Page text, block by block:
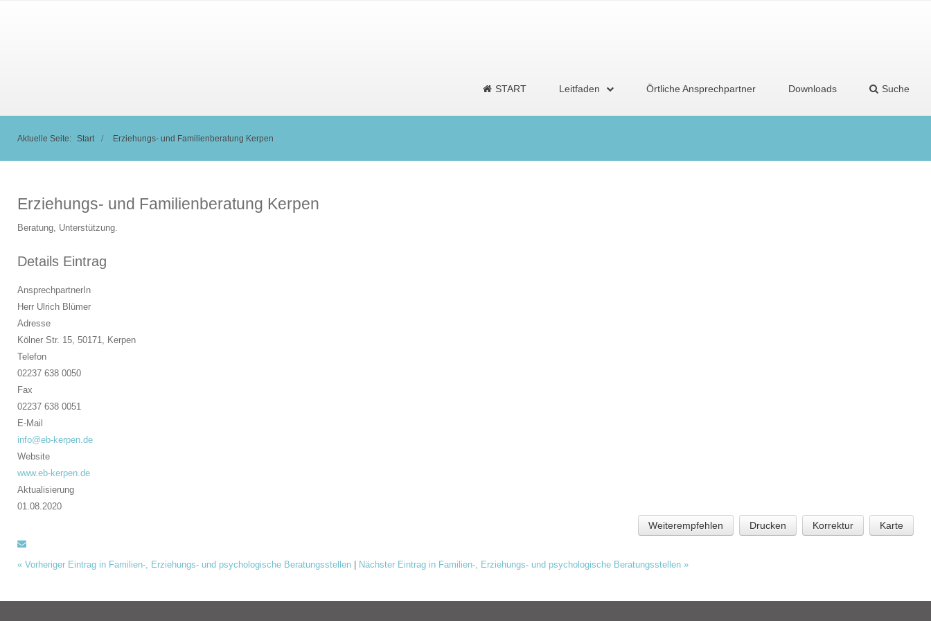
START Leitfaden Örtliche Ansprechpartner Downloads Suche
Aktuelle Seite: Start Erziehungs- und Familienberatung Kerpen
Erziehungs- und Familienberatung Kerpen
Beratung, Unterstützung.
Details Eintrag
AnsprechpartnerIn
Herr Ulrich Blümer
Adresse
Kölner Str. 15, 50171, Kerpen
Telefon
02237 638 0050
Fax
02237 638 0051
E-Mail
info@eb-kerpen.de
Website
www.eb-kerpen.de
Aktualisierung
01.08.2020
Weiterempfehlen Drucken Korrektur Karte
« Vorheriger Eintrag in Familien-, Erziehungs- und psychologische Beratungsstellen | Nächster Eintrag in Familien-, Erziehungs- und psychologische Beratungsstellen »